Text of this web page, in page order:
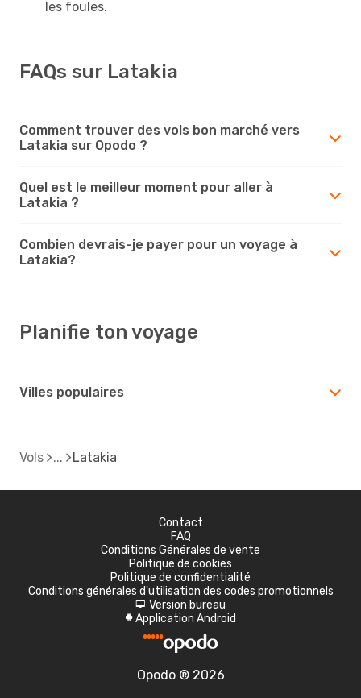
les foules.
FAQs sur Latakia
Comment trouver des vols bon marché vers
Latakia sur Opodo ?
Quel est le meilleur moment pour aller à
Latakia ?
Combien devrais-je payer pour un voyage à
Latakia?
Planifie ton voyage
Villes populaires
Vols Latakia
Contact
FAQ
Conditions Générales de vente
Politique de cookies
Politique de confidentialité
Conditions générales d'utilisation des codes promotionnels
d Version bureau
A Application Android
Opodo ® 2026